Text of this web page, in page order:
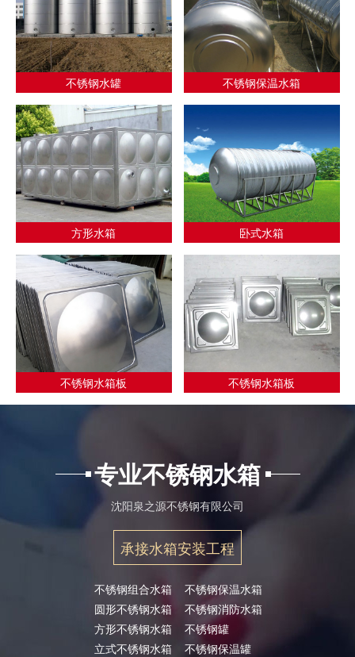
不锈钢水罐 不锈钢保温水箱
方形水箱 卧式水箱
不锈钢水箱板 不锈钢水箱板
专业不锈钢水箱
沈阳泉之源不锈钢有限公司
承接水箱安装工程
不锈钢组合水箱
圆形不锈钢水箱
方形不锈钢水箱
立式不锈钢水箱
不锈钢保温水箱
不锈钢消防水箱
不锈钢罐
不锈钢保温罐